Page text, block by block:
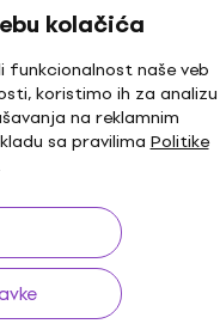
kolačića
naše veb
koristimo ih za analizu
na reklamnim
sa pravilimaPolitike
ručke gramofona